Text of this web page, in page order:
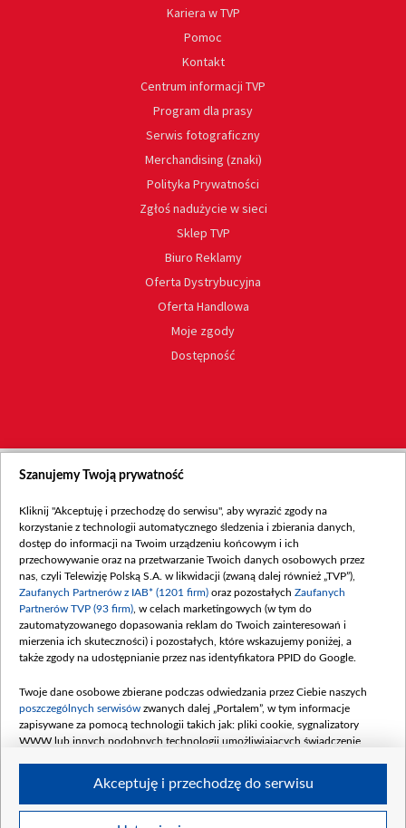
Kariera w TVP
Pomoc
Kontakt
Centrum informacji TVP
Program dla prasy
Serwis fotograficzny
Merchandising (znaki)
Polityka Prywatności
Zgłoś nadużycie w sieci
Sklep TVP
Biuro Reklamy
Oferta Dystrybucyjna
Oferta Handlowa
Moje zgody
Dostępność
Szanujemy Twoją prywatność
Kliknij "Akceptuję i przechodzę do serwisu", aby wyrazić zgody na
korzystanie z technologii automatycznego śledzenia i zbierania danych,
dostęp do informacji na Twoim urządzeniu końcowym i ich
przechowywanie oraz na przetwarzanie Twoich danych osobowych przez
nas, czyli Telewizję Polską S.A. w likwidacji (zwaną dalej również „TVP”),
Zaufanych Partnerów z IAB* (1201 firm) oraz pozostałych Zaufanych
Partnerów TVP (93 firm) , w celach marketingowych (w tym do
zautomatyzowanego dopasowania reklam do Twoich zainteresowań i
mierzenia ich skuteczności) i pozostałych, które wskazujemy poniżej, a
także zgody na udostępnianie przez nas identyfikatora PPID do Google.
Twoje dane osobowe zbierane podczas odwiedzania przez Ciebie naszych
poszczególnych serwisów zwanych dalej „Portalem”, w tym informacje
zapisywane za pomocą technologii takich jak: pliki cookie, sygnalizatory
WWW lub innych podobnych technologii umożliwiających świadczenie
Twoje dane osobowe zbierane podczas odwiedzania przez Ciebie
Akceptuję i przechodzę do serwisu